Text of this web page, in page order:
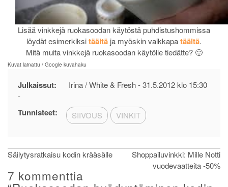
Lisää vinkkejä ruokasoodan käytöstä puhdistushommissa
löydät esimerkiksitäältä ja myöskin vaikkapatäältä.
Mitä muita vinkkejä ruokasoodan käytölle tiedätte? 🙂
Kuvat lainattu / Google kuvahaku
Julkaissut: Irina / White & Fresh -31.5.2012 klo 15:30
-
Tunnisteet: SIIVOUS VINKIT
Artikkelien
selaus
Säilytysratkaisu kodin krääsälle
Shoppailuvinkki: Mille Notti
vuodevaatteita -50%
7 kommenttia